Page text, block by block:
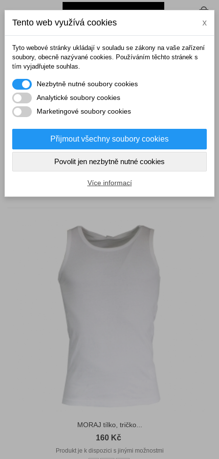
Domů > Pánské spodní prádlo
PÁNSKÉ SPODNÍ PRÁDLO
MORAJ tílko, tričko...
160 Kč
Produkt je k dispozici s jinými možnostmi
Tento web využívá cookies x
Tyto webové stránky ukládají v souladu se zákony na vaše zařízení
soubory, obecně nazývané cookies. Používáním těchto stránek s
tím vyjadřujete souhlas.
Nezbytně nutné soubory cookies
Analytické soubory cookies
Marketingové soubory cookies
Přijmout všechny soubory cookies
Povolit jen nezbytně nutné cookies
Více informací